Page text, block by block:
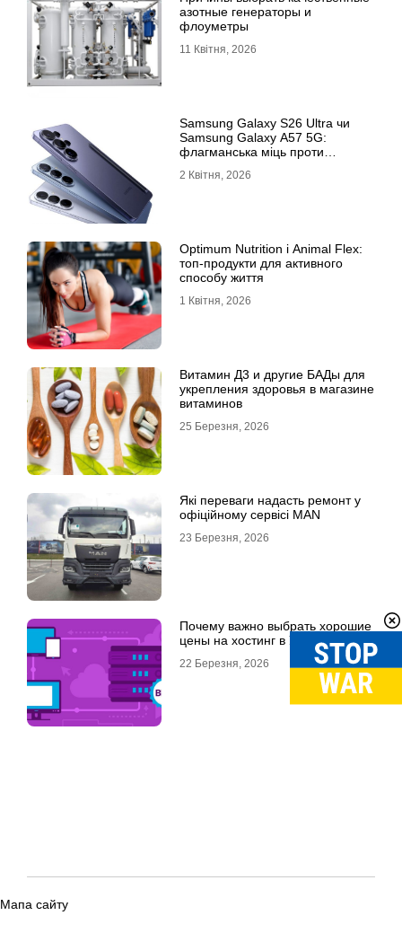
азотные генераторы и
флоуметры
11 Квітня, 2026
Samsung Galaxy S26 Ultra чи
Samsung Galaxy A57 5G:
флагманська міць проти
2 Квітня, 2026
Optimum Nutrition і Animal Flex:
топ-продукти для активного
способу життя
1 Квітня, 2026
Витамин Д3 и другие БАДы для
укрепления здоровья в магазине
витаминов
25 Березня, 2026
Які переваги надасть ремонт у
офіційному сервісі MAN
23 Березня, 2026
Почему важно выбрать хорошие
цены на хостинг в Украине
22 Березня, 2026
Мапа сайту